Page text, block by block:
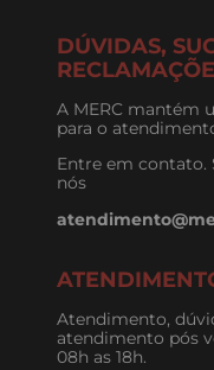
DÚVIDAS,
A MERC mantém
para o
Entre em contato.
nós
Atendimento,
atendimento pós
08h as 18h.